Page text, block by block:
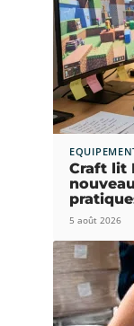
Craft lit
5 août 2026